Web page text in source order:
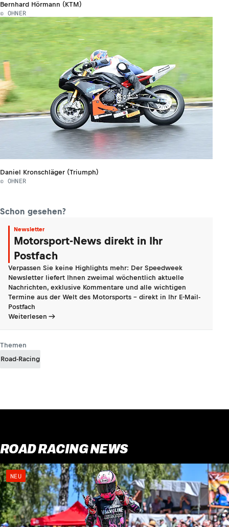
Bernhard Hörmann (KTM)
© OHNER
Daniel Kronschläger (Triumph)
© OHNER
Schon gesehen?
Newsletter
Motorsport-News direkt in Ihr
Postfach
Verpassen Sie keine Highlights mehr: Der Speedweek
Newsletter liefert Ihnen zweimal wöchentlich aktuelle
Nachrichten, exklusive Kommentare und alle wichtigen
Termine aus der Welt des Motorsports - direkt in Ihr E-Mail-
Postfach
Weiterlesen
Themen
Road-Racing
ROAD RACING NEWS
NEU